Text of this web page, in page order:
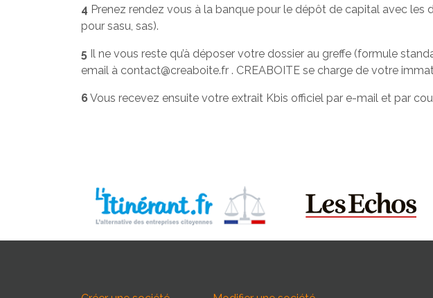
4 Prenez rendez vous à la banque pour le dépôt de capital avec
pour sasu, sas).
5 Il ne vous reste qu’à déposer votre dossier au greffe (formule
email à contact@creaboite.fr . CREABOITE se charge de votre
6 Vous recevez ensuite votre extrait Kbis officiel par e-mail et par